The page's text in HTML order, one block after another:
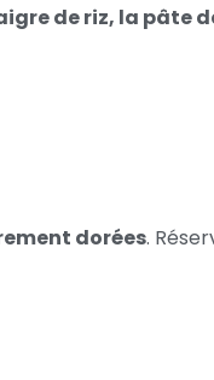
de riz, la pâte
dorées.